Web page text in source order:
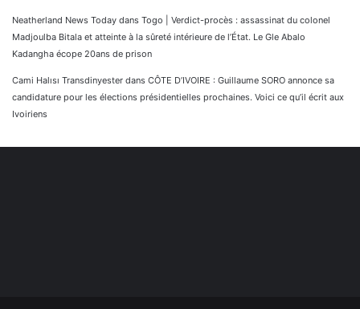
Neatherland News Today dans Togo | Verdict-procès : assassinat du colonel
Madjoulba Bitala et atteinte à la sûreté intérieure de l’État. Le Gle Abalo
Kadangha écope 20ans de prison
Cami Halısı Transdinyester dans CÔTE D’IVOIRE : Guillaume SORO annonce sa
candidature pour les élections présidentielles prochaines. Voici ce qu’il écrit aux
Ivoiriens